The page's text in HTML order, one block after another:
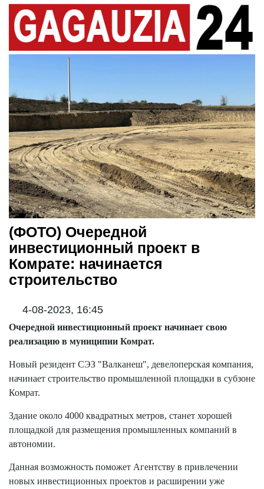
(ФОТО) Очередной
инвестиционный проект в
Комрате: начинается
строительство
4-08-2023, 16:45
Очередной инвестиционный проект начинает свою
реализацию в муниципии Комрат.
Новый резидент СЭЗ "Валканеш", девелоперская компания,
начинает строительство промышленной площадки в субзоне
Комрат.
Здание около 4000 квадратных метров, станет хорошей
площадкой для размещения промышленных компаний в
автономии.
Данная возможность поможет Агентству в привлечении
новых инвестиционных проектов и расширении уже